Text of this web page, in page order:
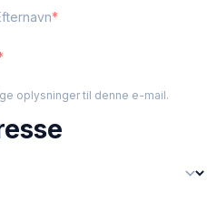
oplysninger til denne e-mail.